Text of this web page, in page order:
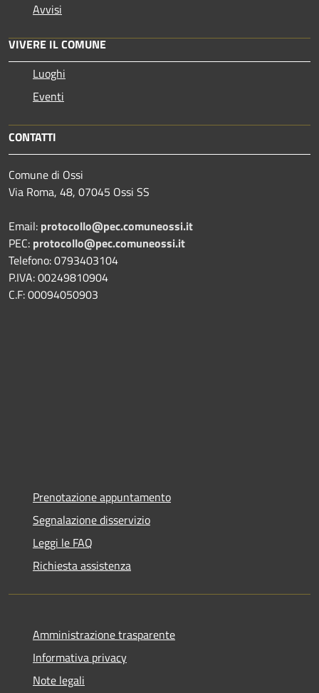
Avvisi
VIVERE IL COMUNE
Luoghi
Eventi
CONTATTI
Comune di Ossi
Via Roma, 48, 07045 Ossi SS
Email: protocollo@pec.comuneossi.it
PEC: protocollo@pec.comuneossi.it
Telefono: 0793403104
P.IVA: 00249810904
C.F: 00094050903
Prenotazione appuntamento
Segnalazione disservizio
Leggi le FAQ
Richiesta assistenza
Amministrazione trasparente
Informativa privacy
Note legali